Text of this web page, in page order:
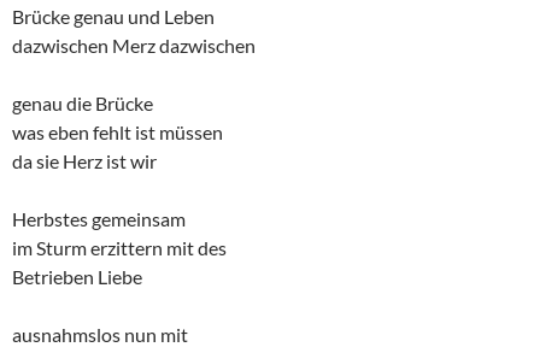
Brücke genau und Leben
dazwischen Merz dazwischen
genau die Brücke
was eben fehlt ist müssen
da sie Herz ist wir
Herbstes gemeinsam
im Sturm erzittern mit des
Betrieben Liebe
ausnahmslos nun mit